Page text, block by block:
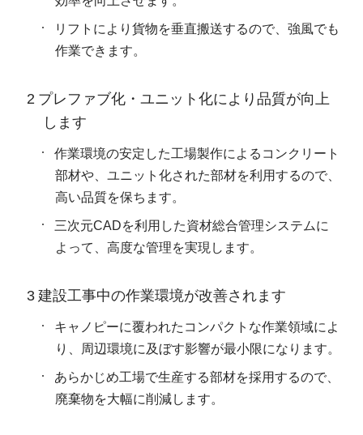
リフトにより貨物を垂直搬送するので、強風でも
作業できます。
2 プレファブ化・ユニット化により品質が向上
します
作業環境の安定した工場製作によるコンクリート
部材や、ユニット化された部材を利用するので、
高い品質を保ちます。
三次元CADを利用した資材総合管理システムに
よって、高度な管理を実現します。
3 建設工事中の作業環境が改善されます
キャノピーに覆われたコンパクトな作業領域によ
り、周辺環境に及ぼす影響が最小限になります。
あらかじめ工場で生産する部材を採用するので、
廃棄物を大幅に削減します。